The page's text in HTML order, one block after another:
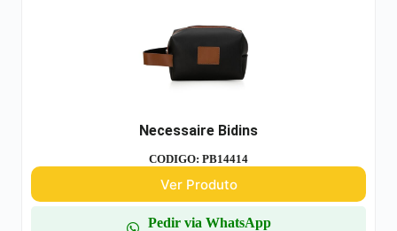
Necessaire Bidins
CODIGO: PB14414
Ver Produto
Pedir via WhatsApp